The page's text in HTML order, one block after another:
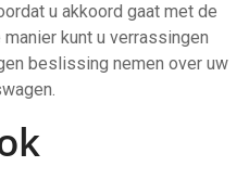
u akkoord gaat met de
kunt u verrassingen
beslissing nemen over uw